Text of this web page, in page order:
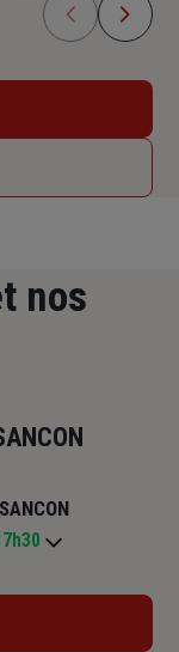
nos
09h – 12h / 14h – 17h30